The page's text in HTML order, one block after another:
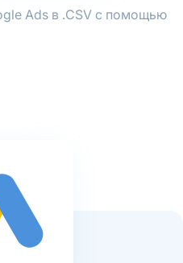
Ads в .CSV с помощью